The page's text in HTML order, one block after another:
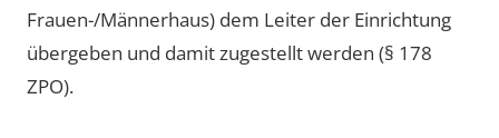
Frauen-/Männerhaus) dem Leiter der Einrichtung
übergeben und damit zugestellt werden (§ 178
ZPO).